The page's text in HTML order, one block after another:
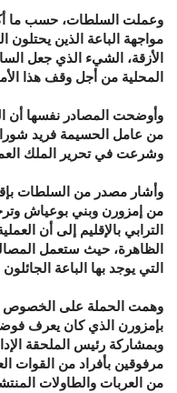
وعملت السلطات، حسب ما
مواجهة الباعة الذين يحتلون
الأزقة، الشيء الذي جعل
المحلية من أجل وقف هذا
وأوضحت المصادر نفسها
من عامل الحسيمة فريد
وشرعت في تحرير الملك
وأشار مصدر من السلطات
من إمزورن وبني بوعياش
الترابي بالإقليم إلى أن
الظاهرة، حيث ستعمل
التي يوجد بها الباعة
وهمت الحملة على الخصوص
بإمزورن الذي كان يعرف
وبمشاركة رئيس الملحقة
مرفوقين بأفراد من القوات
من العربات والطاولات